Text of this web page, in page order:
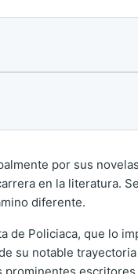
por sus
en la literatura.
diferente.
de Policiaca, que lo
su notable